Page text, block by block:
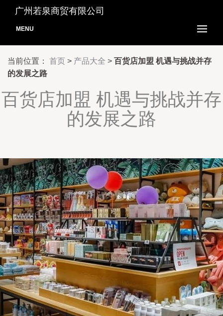
广州若泉商贸有限公司
MENU
当前位置： 首页 > 产品大全 > 百货店加盟 机遇与挑战并存
的发展之路
百货店加盟 机遇与挑战并存
的发展之路